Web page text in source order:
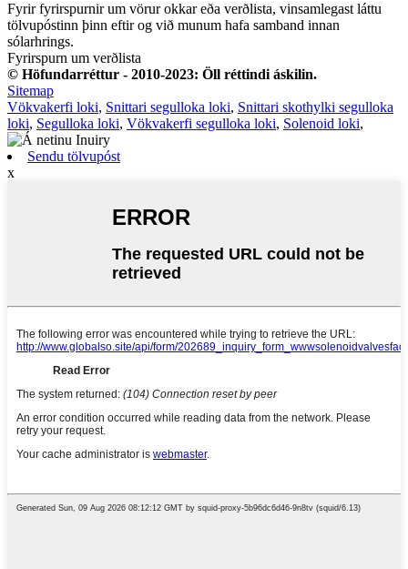
Fyrir fyrirspurnir um vörur okkar eða verðlista, vinsamlegast láttu
tölvupóstinn þinn eftir og við munum hafa samband innan
sólarhrings.
Fyrirspurn um verðlista
© Höfundarréttur - 2010-2023: Öll réttindi áskilin.
Sitemap
Vökvakerfi loki, Snittari segulloka loki, Snittari skothylki segulloka
loki, Segulloka loki, Vökvakerfi segulloka loki, Solenoid loki,
Sendu tölvupóst
x